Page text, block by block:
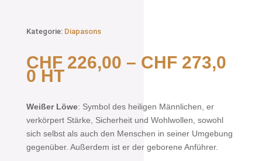
Kategorie: Diapasons
CHF226,00 – CHF273,0
0 HT
Weißer Löwe: Symbol des heiligen Männlichen, er
verkörpert Stärke, Sicherheit und Wohlwollen, sowohl
sich selbst als auch den Menschen in seiner Umgebung
gegenüber. Außerdem ist er der geborene Anführer.